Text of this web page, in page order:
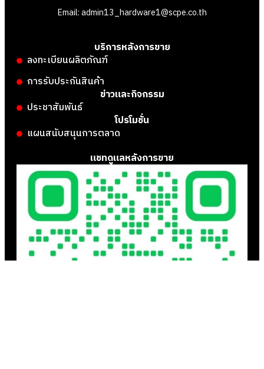
Email: admin13_hardware1@scpe.co.th
บริการหลังการขาย
ลงทะเบียนผลิตภัณฑ์
การรับประกันสินค้า
ข่าวและกิจกรรม
ประชาสัมพันธ์
โปรโมชั่น
แผนสนับสนุนการตลาด
แชทดูแลหลังการขาย